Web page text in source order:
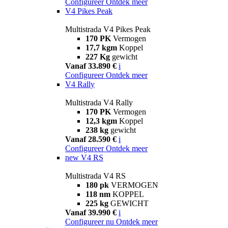
V4 Pikes Peak
Multistrada V4 Pikes Peak
170 PK Vermogen
17,7 kgm Koppel
227 Kg gewicht
Vanaf 33.890 € i
Configureer Ontdek meer
V4 Rally
Multistrada V4 Rally
170 PK Vermogen
12,3 kgm Koppel
238 kg gewicht
Vanaf 28.590 € i
Configureer Ontdek meer
new V4 RS
Multistrada V4 RS
180 pk VERMOGEN
118 nm KOPPEL
225 kg GEWICHT
Vanaf 39.990 € i
Configureer nu Ontdek meer